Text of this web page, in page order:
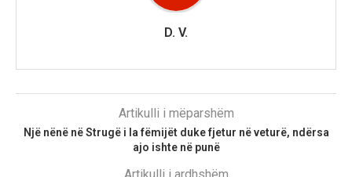
D. V.
Artikulli i mëparshëm
Një nënë në Strugë i la fëmijët duke fjetur në veturë, ndërsa
ajo ishte në punë